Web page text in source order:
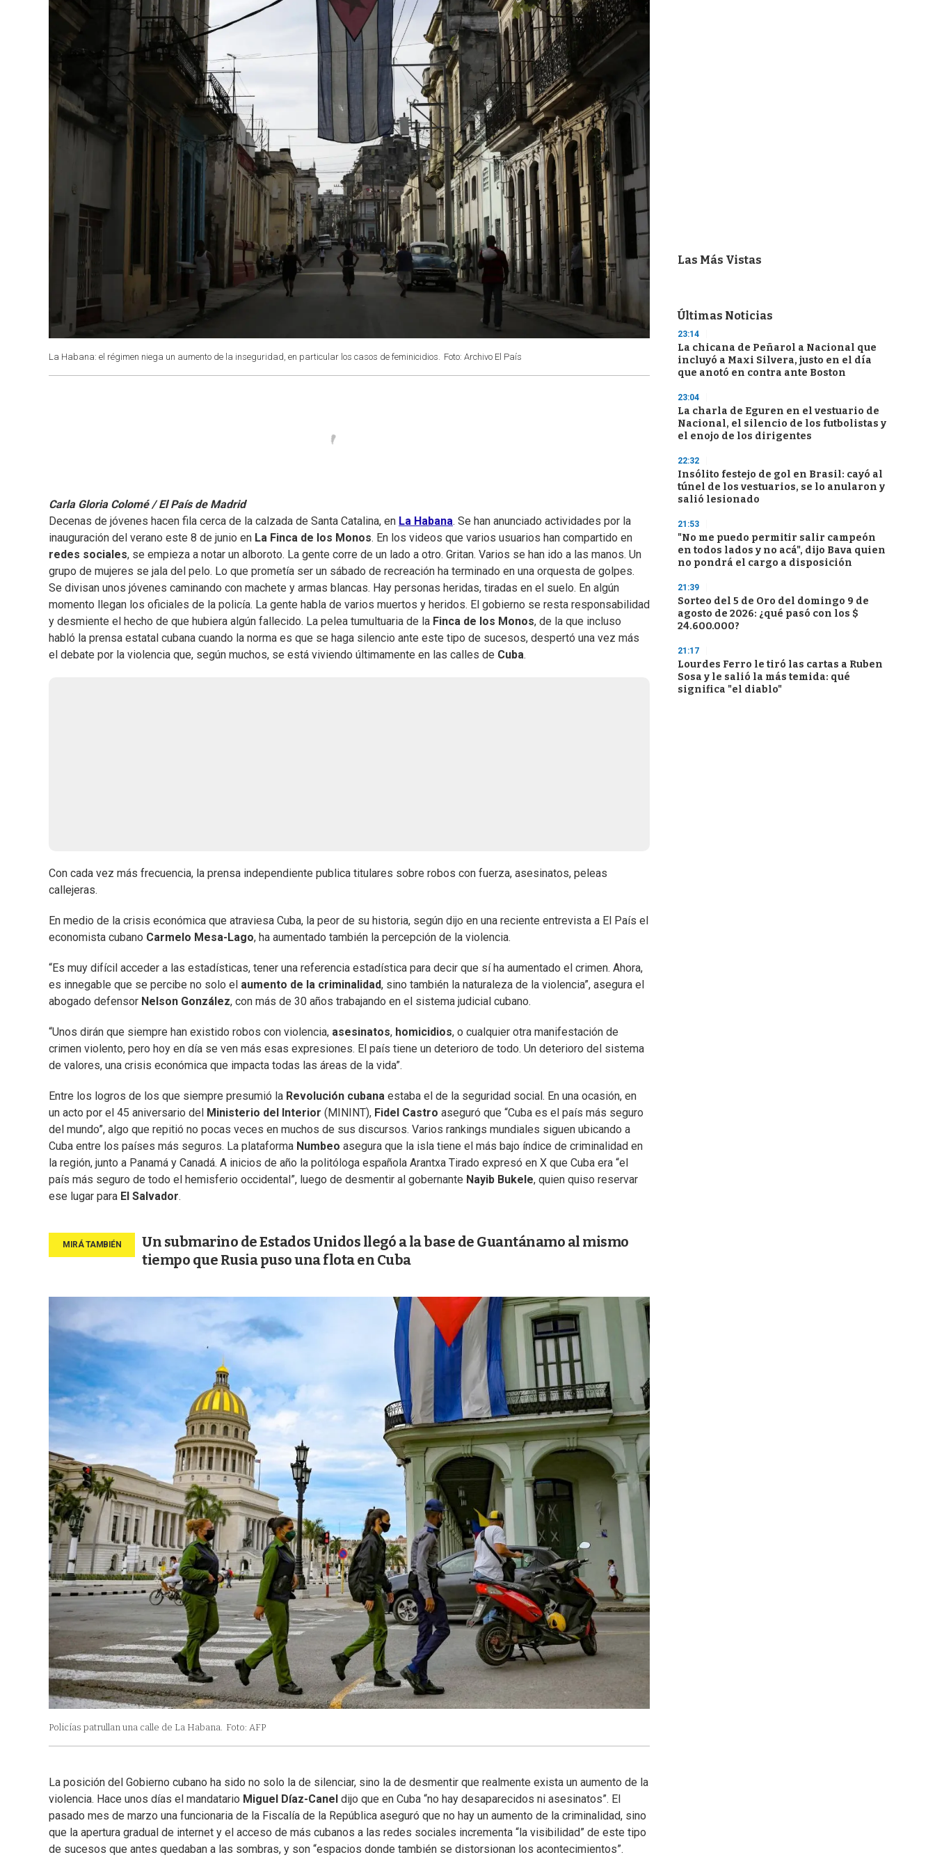
La Habana: el régimen niega un aumento de la inseguridad, en particular los casos de feminicidios. Foto: Archivo El País
Carla Gloria Colomé / El País de Madrid
Decenas de jóvenes hacen fila cerca de la calzada de Santa Catalina, en La Habana. Se han anunciado actividades por la
inauguración del verano este 8 de junio en La Finca de los Monos. En los videos que varios usuarios han compartido en
redes sociales, se empieza a notar un alboroto. La gente corre de un lado a otro. Gritan. Varios se han ido a las manos. Un
grupo de mujeres se jala del pelo. Lo que prometía ser un sábado de recreación ha terminado en una orquesta de golpes.
Se divisan unos jóvenes caminando con machete y armas blancas. Hay personas heridas, tiradas en el suelo. En algún
momento llegan los oficiales de la policía. La gente habla de varios muertos y heridos. El gobierno se resta responsabilidad
y desmiente el hecho de que hubiera algún fallecido. La pelea tumultuaria de la Finca de los Monos, de la que incluso
habló la prensa estatal cubana cuando la norma es que se haga silencio ante este tipo de sucesos, despertó una vez más
el debate por la violencia que, según muchos, se está viviendo últimamente en las calles de Cuba.
Con cada vez más frecuencia, la prensa independiente publica titulares sobre robos con fuerza, asesinatos, peleas
callejeras.
En medio de la crisis económica que atraviesa Cuba, la peor de su historia, según dijo en una reciente entrevista a El País el
economista cubano Carmelo Mesa-Lago, ha aumentado también la percepción de la violencia.
“Es muy difícil acceder a las estadísticas, tener una referencia estadística para decir que sí ha aumentado el crimen. Ahora,
es innegable que se percibe no solo el aumento de la criminalidad, sino también la naturaleza de la violencia”, asegura el
abogado defensor Nelson González, con más de 30 años trabajando en el sistema judicial cubano.
“Unos dirán que siempre han existido robos con violencia, asesinatos, homicidios, o cualquier otra manifestación de
crimen violento, pero hoy en día se ven más esas expresiones. El país tiene un deterioro de todo. Un deterioro del sistema
de valores, una crisis económica que impacta todas las áreas de la vida”.
Entre los logros de los que siempre presumió la Revolución cubana estaba el de la seguridad social. En una ocasión, en
un acto por el 45 aniversario del
Ministerio del Interior (MININT), Fidel Castro aseguró que “Cuba es el país más seguro
del mundo”, algo que repitió no pocas veces en muchos de sus discursos. Varios rankings mundiales siguen ubicando a
Cuba entre los países más seguros. La plataforma Numbeo asegura que la isla tiene el más bajo índice de criminalidad en
la región, junto a Panamá y Canadá. A inicios de año la politóloga española Arantxa Tirado expresó en X que Cuba era “el
país más seguro de todo el hemisferio occidental”, luego de desmentir al gobernante Nayib Bukele, quien quiso reservar
ese lugar para El Salvador.
Un submarino de Estados Unidos llegó a la base de Guantánamo al mismo
tiempo que Rusia puso una flota en Cuba
Policías patrullan una calle de La Habana. Foto: AFP
La posición del Gobierno cubano ha sido no solo la de silenciar, sino la de desmentir que realmente exista un aumento de la
violencia. Hace unos días el mandatario Miguel Díaz-Canel dijo que en Cuba “no hay desaparecidos ni asesinatos”. El
pasado mes de marzo una funcionaria de la Fiscalía de la República aseguró que no hay un aumento de la criminalidad, sino
que la apertura gradual de internet y el acceso de más cubanos a las redes sociales incrementa “la visibilidad” de este tipo
de sucesos que antes quedaban a las sombras, y son “espacios donde también se distorsionan los acontecimientos”.
Las Más Vistas
Últimas Noticias
23:14
La chicana de Peñarol a Nacional que
incluyó a Maxi Silvera, justo en el día
que anotó en contra ante Boston
23:04
La charla de Eguren en el vestuario de
Nacional, el silencio de los futbolistas y
el enojo de los dirigentes
22:32
Insólito festejo de gol en Brasil: cayó al
túnel de los vestuarios, se lo anularon y
salió lesionado
21:53
"No me puedo permitir salir campeón
en todos lados y no acá", dijo Bava quien
no pondrá el cargo a disposición
21:39
Sorteo del 5 de Oro del domingo 9 de
agosto de 2026: ¿qué pasó con los $
24.600.000?
21:17
Lourdes Ferro le tiró las cartas a Ruben
Sosa y le salió la más temida: qué
significa "el diablo"